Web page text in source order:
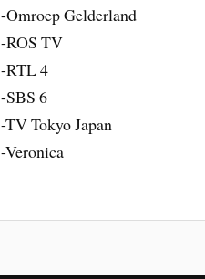
-Omroep Gelderland
-ROS TV
-RTL 4
-SBS 6
-TV Tokyo Japan
-Veronica